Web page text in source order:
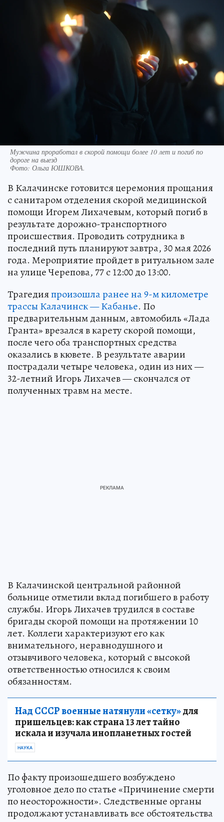
Мужчина проработал в скорой помощи более 10 лет и погиб по
дороге на выезд
Фото: Ольга ЮШКОВА.
В Калачинске готовится церемония прощания
с санитаром отделения скорой медицинской
помощи Игорем Лихачевым, который погиб в
результате дорожно-транспортного
происшествия. Проводить сотрудника в
последний путь планируют завтра, 30 мая 2026
года. Мероприятие пройдет в ритуальном зале
на улице Черепова, 77 с 12:00 до 13:00.
Трагедияпроизошла ранее на 9-м километре
трассы Калачинск — Кабанье. По
предварительным данным, автомобиль «Лада
Гранта» врезался в карету скорой помощи,
после чего оба транспортных средства
оказались в кювете. В результате аварии
пострадали четыре человека, один из них —
32-летний Игорь Лихачев — скончался от
полученных травм на месте.
В Калачинской центральной районной
больнице отметили вклад погибшего в работу
службы. Игорь Лихачев трудился в составе
бригады скорой помощи на протяжении 10
лет. Коллеги характеризуют его как
внимательного, неравнодушного и
отзывчивого человека, который с высокой
ответственностью относился к своим
обязанностям.
Над СССР военные натянули «сетку»для
пришельцев: как страна 13 лет тайно
искала и изучала инопланетных гостей
НАУКА
По факту произошедшего возбуждено
уголовное дело по статье «Причинение смерти
по неосторожности». Следственные органы
продолжают устанавливать все обстоятельства